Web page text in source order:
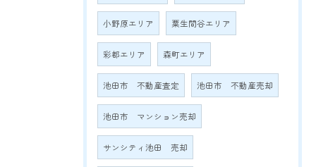
小野原エリア 粟生間谷エリア
彩都エリア 森町エリア
池田市 不動産査定 池田市 不動産売却
池田市 マンション売却
サンシティ池田 売却